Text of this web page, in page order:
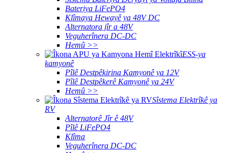
Bateriya LiFePO4
Klîmaya Hewayê ya 48V DC
Alternatora jîr a 48V
Veguherînera DC-DC
Hemû >>
ESS-ya
kamyonê
Pîlê Destpêkirina Kamyonê ya 12V
Pîlê Destpêkerê Kamyonê ya 24V
Hemû >>
Sîstema Elektrîkê ya
RV
Alternatorê Jîr ê 48V
Pîlê LiFePO4
Klîma
Veguherînera DC-DC